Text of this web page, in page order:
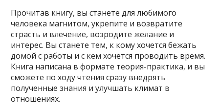
Прочитав книгу, вы станете для любимого
человека магнитом, укрепите и возвратите
страсть и влечение, возродите желание и
интерес. Вы станете тем, к кому хочется бежать
домой с работы и с кем хочется проводить время.
Книга написана в формате теория-практика, и вы
сможете по ходу чтения сразу внедрять
полученные знания и улучшать климат в
отношениях.